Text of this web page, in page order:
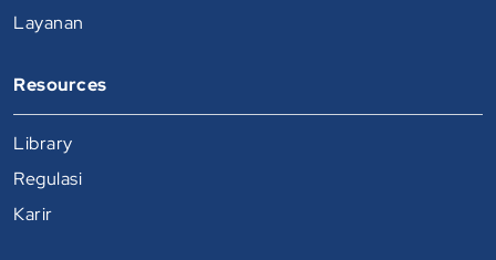
Layanan
Resources
Library
Regulasi
Karir